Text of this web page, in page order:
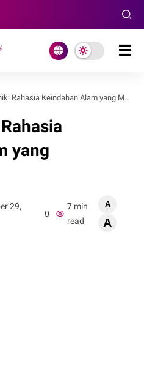
Keindahan Alam yang Menakjubkan
yang
29,
0
7 min
read
A
A